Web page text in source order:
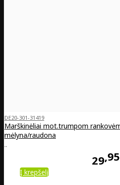
DE20-301-31419
Marškinėliai mot.trumpom
mėlyna/raudona
..
29 95
Į krepšelį